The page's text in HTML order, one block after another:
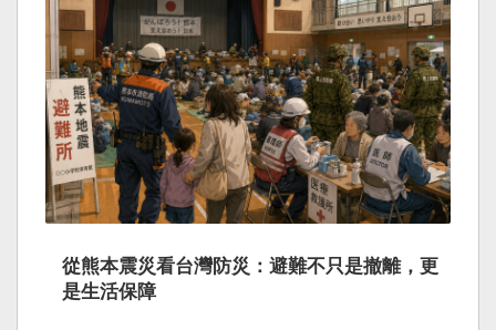
從熊本震災看台灣防災：避難不只是撤離，更
是生活保障